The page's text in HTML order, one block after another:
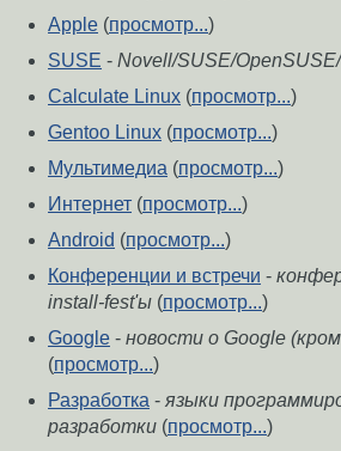
Apple (просмотр...)
SUSE - Novell/SUSE/OpenSUSE/
Calculate Linux (просмотр...)
Gentoo Linux (просмотр...)
Мультимедиа (просмотр...)
Интернет (просмотр...)
Android (просмотр...)
Конференции и встречи -
install-fest'ы (просмотр...)
Google - новости о Google
(просмотр...)
Разработка - языки
разработки (просмотр...)